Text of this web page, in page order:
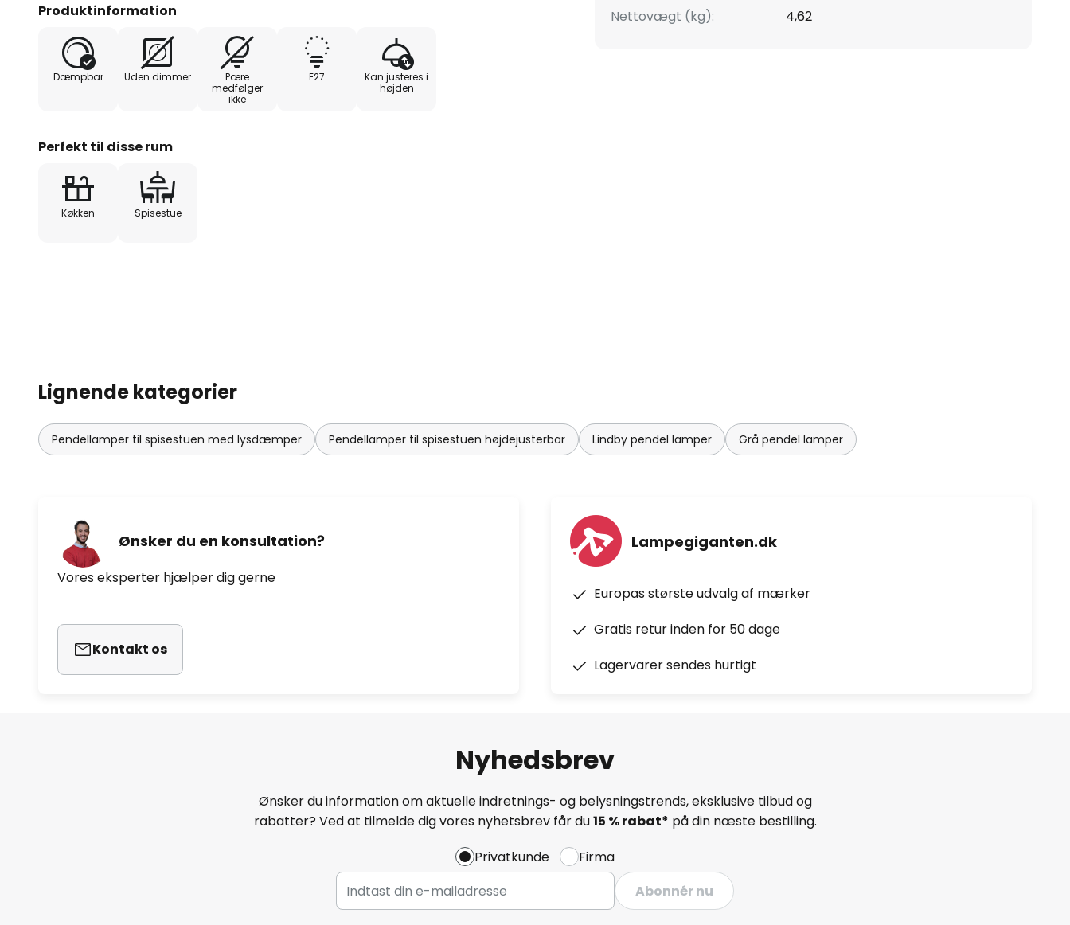
Produktinformation
Dæmpbar Uden dimmer
Pære
medfølger
ikke
E27
Kan justeres i
højden
Perfekt til disse rum
Køkken Spisestue
Nettovægt (kg):
4,62
Lignende kategorier
Pendellamper til spisestuen med lysdæmper Pendellamper til spisestuen højdejusterbar Lindby pendel lamper Grå pendel lamper
Ønsker du en konsultation?
Vores eksperter hjælper dig gerne
Kontakt os
Lampegiganten.dk
Europas største udvalg af mærker
Gratis retur inden for 50 dage
Lagervarer sendes hurtigt
Nyhedsbrev
Ønsker du information om aktuelle indretnings- og belysningstrends, eksklusive tilbud og
rabatter? Ved at tilmelde dig vores nyhetsbrev får du15 % rabat* på din næste bestilling.
Privatkunde
Firma
Abonnér nu